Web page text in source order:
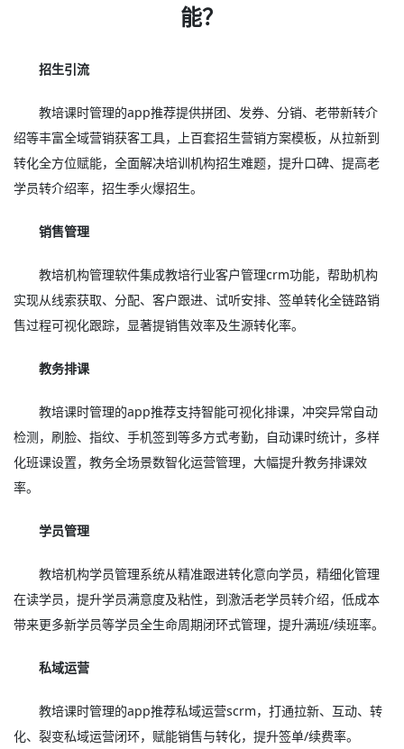
能？
招生引流
教培课时管理的app推荐提供拼团、发券、分销、老带新转介
绍等丰富全域营销获客工具，上百套招生营销方案模板，从拉新到
转化全方位赋能，全面解决培训机构招生难题，提升口碑、提高老
学员转介绍率，招生季火爆招生。
销售管理
教培机构管理软件集成教培行业客户管理crm功能，帮助机构
实现从线索获取、分配、客户跟进、试听安排、签单转化全链路销
售过程可视化跟踪，显著提销售效率及生源转化率。
教务排课
教培课时管理的app推荐支持智能可视化排课，冲突异常自动
检测，刷脸、指纹、手机签到等多方式考勤，自动课时统计，多样
化班课设置，教务全场景数智化运营管理，大幅提升教务排课效
率。
学员管理
教培机构学员管理系统从精准跟进转化意向学员，精细化管理
在读学员，提升学员满意度及粘性，到激活老学员转介绍，低成本
带来更多新学员等学员全生命周期闭环式管理，提升满班/续班率。
私域运营
教培课时管理的app推荐私域运营scrm，打通拉新、互动、转
化、裂变私域运营闭环，赋能销售与转化，提升签单/续费率。